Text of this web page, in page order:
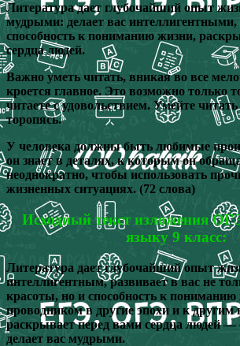
Литература дает глубочайший опыт
мудрыми: делает вас интеллигентными,
способность к пониманию жизни,
сердца людей.
Важно уметь читать, вникая во все
кроется главное. Это возможно только
читаете с удовольствием. Умейте
торопясь.
У человека должны быть любимые
он знает в деталях, к которым он
неоднократно, чтобы использовать
жизненных ситуациях. (72 слова)
Исходный текст изложения
языку 9 класс:
Литература дает глубочайший опыт
интеллигентным, развивает в вас не
красоты, но и способность к
проводником в другие эпохи и к другим
раскрывает перед вами сердца людей
делает вас мудрыми.